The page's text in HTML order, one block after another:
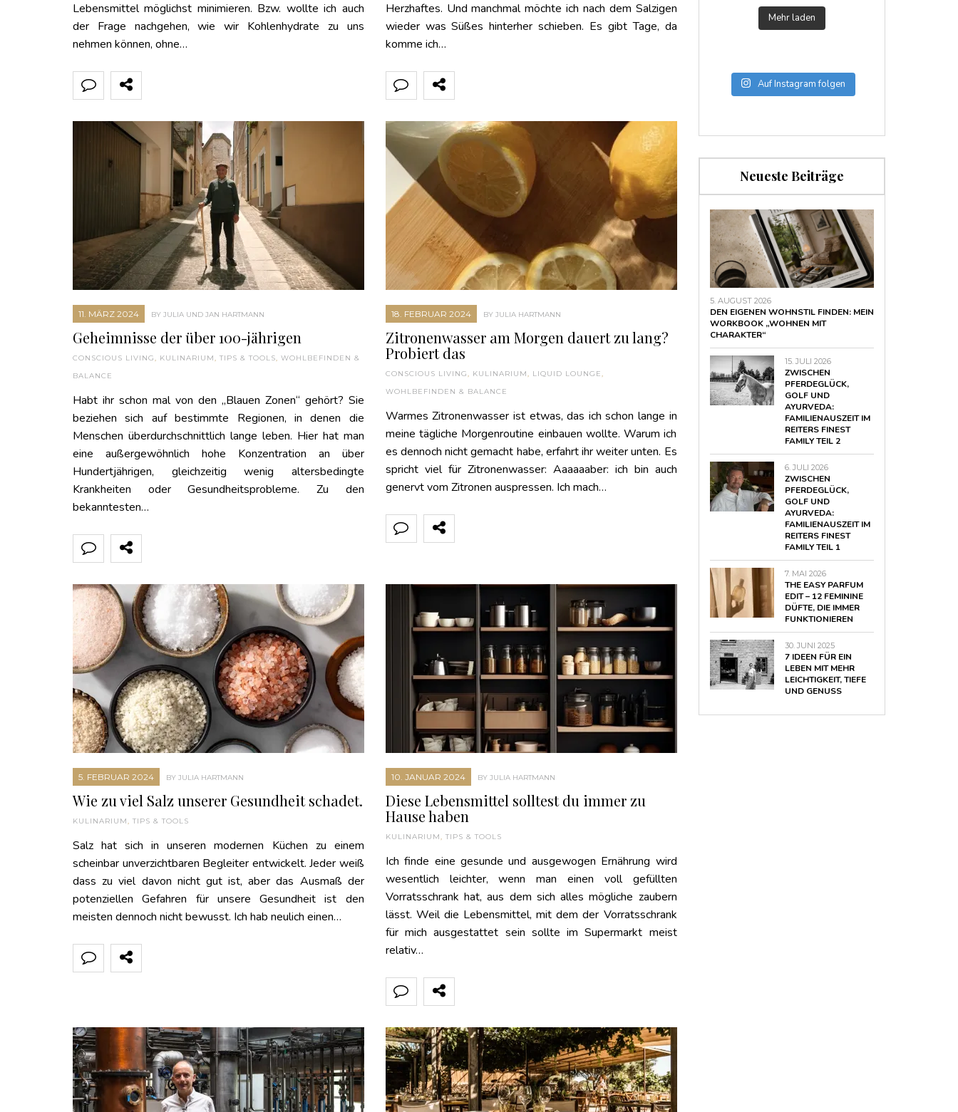
Lebensmittel möglichst minimieren. Bzw. wollte ich auch
der Frage nachgehen, wie wir Kohlenhydrate zu uns
nehmen können, ohne…
Herzhaftes. Und manchmal möchte ich nach dem Salzigen
wieder was Süßes hinterher schieben. Es gibt Tage, da
komme ich…
11. MÄRZ 2024 BY JULIA UND JAN HARTMANN
Geheimnisse der über 100-jährigen
CONSCIOUS LIVING, KULINARIUM, TIPS & TOOLS, WOHLBEFINDEN &
BALANCE
Habt ihr schon mal von den „Blauen Zonen“ gehört? Sie
beziehen sich auf bestimmte Regionen, in denen die
Menschen überdurchschnittlich lange leben. Hier hat man
eine außergewöhnlich hohe Konzentration an über
Hundertjährigen, gleichzeitig wenig altersbedingte
Krankheiten oder Gesundheitsprobleme. Zu den
bekanntesten…
18. FEBRUAR 2024 BY JULIA HARTMANN
Zitronenwasser am Morgen dauert zu lang?
Probiert das
CONSCIOUS LIVING, KULINARIUM, LIQUID LOUNGE,
WOHLBEFINDEN & BALANCE
Warmes Zitronenwasser ist etwas, das ich schon lange in
meine tägliche Morgenroutine einbauen wollte. Warum ich
es dennoch nicht gemacht habe, erfahrt ihr weiter unten. Es
spricht viel für Zitronenwasser: Aaaaaaber: ich bin auch
genervt vom Zitronen auspressen. Ich mach…
5. FEBRUAR 2024 BY JULIA HARTMANN
Wie zu viel Salz unserer Gesundheit schadet.
KULINARIUM, TIPS & TOOLS
Salz hat sich in unseren modernen Küchen zu einem
scheinbar unverzichtbaren Begleiter entwickelt. Jeder weiß
dass zu viel davon nicht gut ist, aber das Ausmaß der
potenziellen Gefahren für unsere Gesundheit ist den
meisten dennoch nicht bewusst. Ich hab neulich einen…
10. JANUAR 2024 BY JULIA HARTMANN
Diese Lebensmittel solltest du immer zu
Hause haben
KULINARIUM, TIPS & TOOLS
Ich finde eine gesunde und ausgewogen Ernährung wird
wesentlich leichter, wenn man einen voll gefüllten
Vorratsschrank hat, aus dem sich alles mögliche zaubern
lässt. Weil die Lebensmittel, mit dem der Vorratsschrank
für mich ausgestattet sein sollte im Supermarkt meist
relativ…
Mehr laden
Auf Instagram folgen
Neueste Beiträge
5. AUGUST 2026
DEN EIGENEN WOHNSTIL FINDEN: MEIN
WORKBOOK „WOHNEN MIT
CHARAKTER“
15. JULI 2026
ZWISCHEN
PFERDEGLÜCK,
GOLF UND
AYURVEDA:
FAMILIENAUSZEIT IM
REITERS FINEST
FAMILY TEIL 2
6. JULI 2026
ZWISCHEN
PFERDEGLÜCK,
GOLF UND
AYURVEDA:
FAMILIENAUSZEIT IM
REITERS FINEST
FAMILY TEIL 1
7. MAI 2026
THE EASY PARFUM
EDIT – 12 FEMININE
DÜFTE, DIE IMMER
FUNKTIONIEREN
30. JUNI 2025
7 IDEEN FÜR EIN
LEBEN MIT MEHR
LEICHTIGKEIT, TIEFE
UND GENUSS